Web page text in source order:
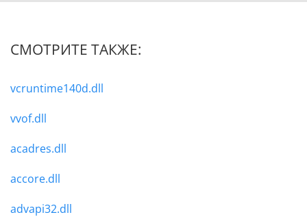
СМОТРИТЕ ТАКЖЕ:
vcruntime140d.dll
vvof.dll
acadres.dll
accore.dll
advapi32.dll